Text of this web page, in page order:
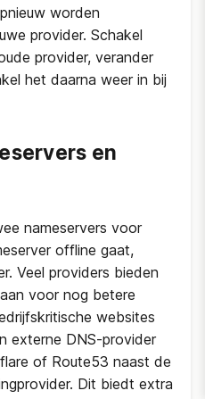
worden
provider. Schakel
provider, verander
het daarna weer in bij
en
nameservers voor
offline gaat,
Veel providers bieden
voor nog betere
websites
externe DNS-provider
of Route53 naast de
Dit biedt extra